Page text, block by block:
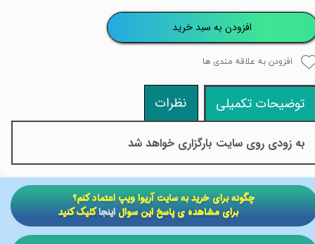
افزودن به سبد خرید
افزودن به علاقه مندی ها
توضیحات تکمیلی نظرات
به زودی روی سایت بارگزاری خواهد شد
​​چگونه برای خرید به سایت آریوا ویپ اعتماد کنم؟
برای مشاهده ی پاسخ این سوالاینجاکلیک کنید